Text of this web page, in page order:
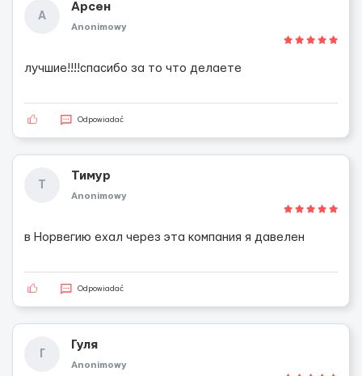
А
Арсен
Anonimowy
лучшие!!!!спасибо за то что делаете
Odpowiadać
Т
Тимур
Anonimowy
в Норвегию ехал через эта компания я давелен
Odpowiadać
Г
Гуля
Anonimowy